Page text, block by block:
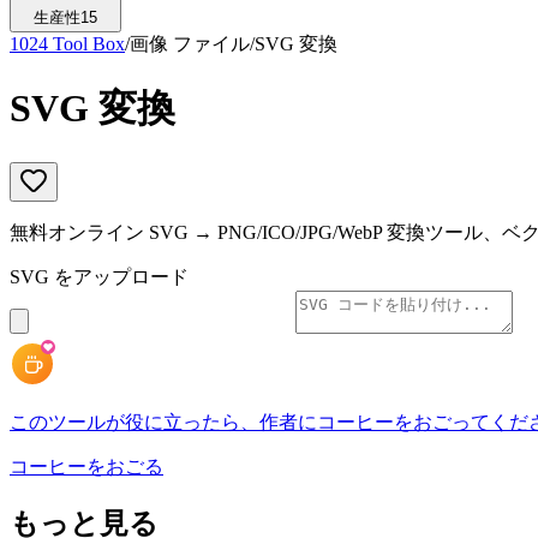
生産性15
1024 Tool Box/画像 ファイル/SVG 変換
SVG 変換
無料オンライン SVG → PNG/ICO/JPG/WebP 変換ツール、ベ
SVG をアップロード
このツールが役に立ったら、作者にコーヒーをおごってくだ
コーヒーをおごる
もっと見る